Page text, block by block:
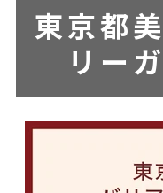
東京都
リー